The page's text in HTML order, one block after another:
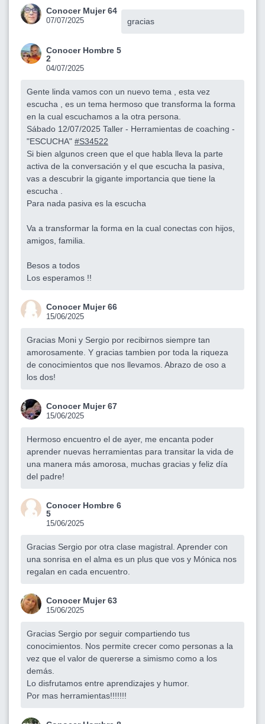
Conocer Mujer 64
07/07/2025 gracias
Conocer Hombre 5
2
04/07/2025
Gente linda vamos con un nuevo tema , esta vez
escucha , es un tema hermoso que transforma la forma
en la cual escuchamos a la otra persona.
Sábado 12/07/2025 Taller - Herramientas de coaching -
"ESCUCHA" #S34522
Si bien algunos creen que el que habla lleva la parte
activa de la conversación y el que escucha la pasiva,
vas a descubrir la gigante importancia que tiene la
escucha .
Para nada pasiva es la escucha
Va a transformar la forma en la cual conectas con hijos,
amigos, familia.
Besos a todos
Los esperamos !!
Conocer Mujer 66
15/06/2025
Gracias Moni y Sergio por recibirnos siempre tan
amorosamente. Y gracias tambien por toda la riqueza
de conocimientos que nos llevamos. Abrazo de oso a
los dos!
Conocer Mujer 67
15/06/2025
Hermoso encuentro el de ayer, me encanta poder
aprender nuevas herramientas para transitar la vida de
una manera más amorosa, muchas gracias y feliz día
del padre!
Conocer Hombre 6
5
15/06/2025
Gracias Sergio por otra clase magistral. Aprender con
una sonrisa en el alma es un plus que vos y Mónica nos
regalan en cada encuentro.
Conocer Mujer 63
15/06/2025
Gracias Sergio por seguir compartiendo tus
conocimientos. Nos permite crecer como personas a la
vez que el valor de quererse a simismo como a los
demás.
Lo disfrutamos entre aprendizajes y humor.
Por mas herramientas!!!!!!!